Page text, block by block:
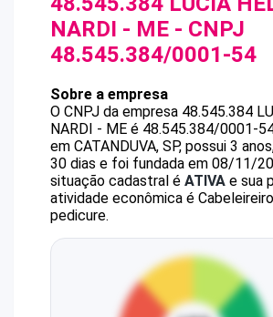
NARDI - ME - CNPJ
48.545.384/0001-54
Sobre a empresa
O CNPJ da empresa 48.545.384
NARDI - ME é 48.545.384/0001-
em CATANDUVA, SP, possui 3
30 dias e foi fundada em 08/11/
situação cadastral é ATIVA e sua
atividade econômica é
pedicure.